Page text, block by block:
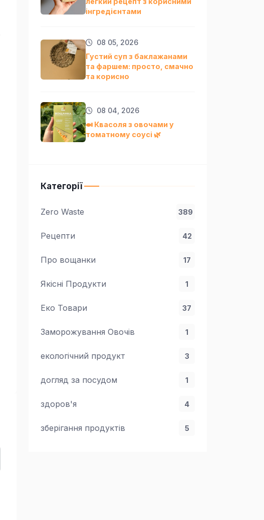
інгредієнтами
08 05, 2026
Густий суп з баклажанами
та фаршем: просто, смачно
та кориснo
08 04, 2026
🍛 Квасоля з овочами у
томатному соусі 🌿
Категорії
Zero Waste 389
Рецепти 42
Про вощанки 17
Якісні Продукти 1
Еко Товари 37
Заморожування Овочів 1
екологічний продукт 3
догляд за посудом 1
здоров'я 4
зберігання продуктів 5